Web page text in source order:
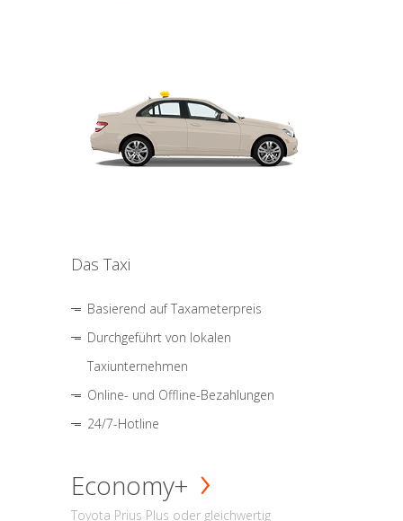
Das Taxi
Basierend auf Taxameterpreis
Durchgeführt von lokalen
Taxiunternehmen
Online- und Offline-Bezahlungen
24/7-Hotline
Economy+
Toyota Prius Plus oder gleichwertig